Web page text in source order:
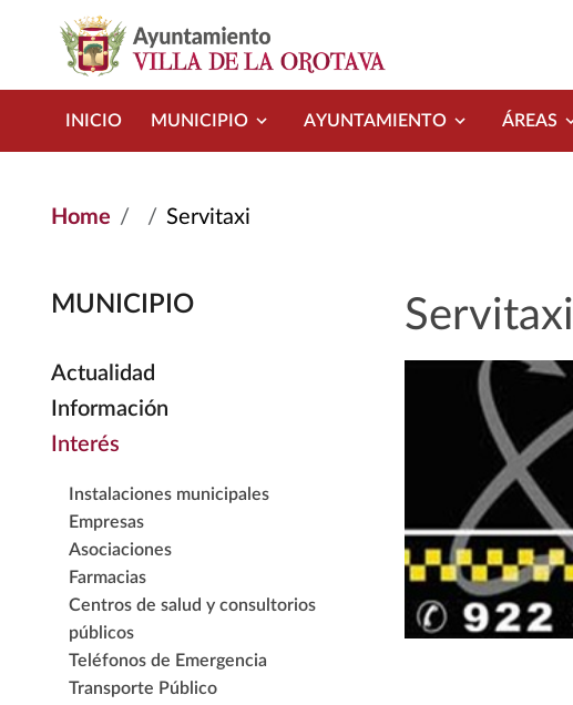
INICIO MUNICIPIO AYUNTAMIENTO ÁREAS
Home Servitaxi
MUNICIPIO
Actualidad
Información
Interés
Instalaciones municipales
Empresas
Asociaciones
Farmacias
Centros de salud y consultorios
públicos
Teléfonos de Emergencia
Transporte Público
Servitaxi